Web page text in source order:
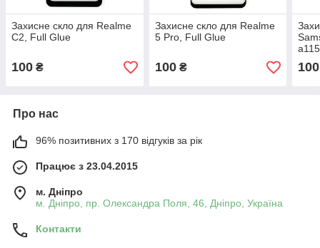
Захисне скло для Realme
C2, Full Glue
100 ₴
Захисне скло для Realme
5 Pro, Full Glue
100₴ 100
Про нас
96% позитивних з 170 відгуків за рік
Працює з 23.04.2015
м. Дніпро
м. Дніпро, пр. Олександра Поля, 46, Дніпро, Україна
Контакти